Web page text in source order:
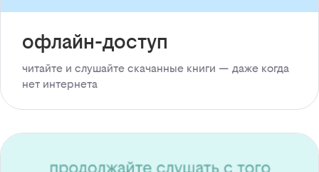
офлайн-доступ
читайте и слушайте скачанные книги — даже когда
нет интернета